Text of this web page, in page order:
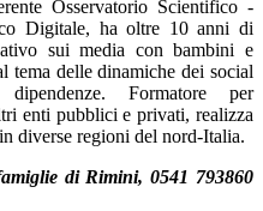
Osservatorio Scientifico -
Digitale, ha oltre 10 anni di
sui media con bambini e
tema delle dinamiche dei social
Formatore per
enti pubblici e privati, realizza
diverse regioni del nord-Italia.
di Rimini, 0541 793860